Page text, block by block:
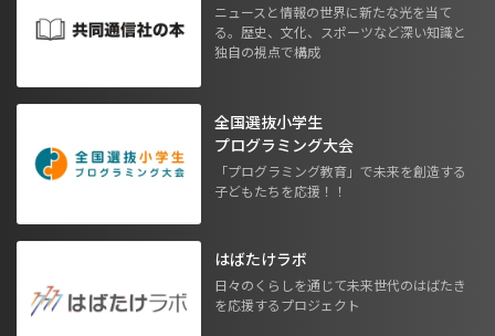
ニュースと情報の世界に新たな光を当て
る。歴史、文化、スポーツなど深い知識と
独自の視点で構成
全国選抜小学生
プログラミング大会
「プログラミング教育」で未来を創造する
子どもたちを応援！！
はばたけラボ
日々のくらしを通じて未来世代のはばたき
を応援するプロジェクト